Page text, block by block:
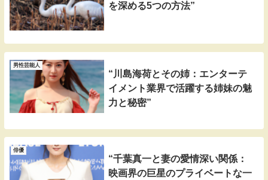
を深める5つの方法”
男性芸能人
“川島海荷とその姉：エンターテ
イメント業界で活躍する姉妹の魅
力と秘密”
俳優
“千葉真一と妻の愛情深い関係：
映画界の巨星のプライベートな一